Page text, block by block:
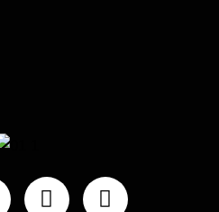
LinkedinYoutube